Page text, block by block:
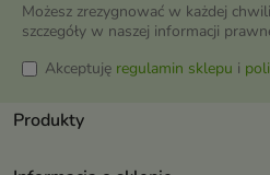
Możesz zrezygnować w każdej
szczegóły w naszej informacji
Akceptuję regulamin sklepu i
Produkty